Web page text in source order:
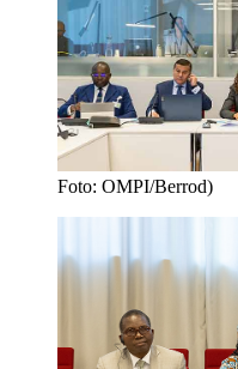
Foto: OMPI/Berrod)